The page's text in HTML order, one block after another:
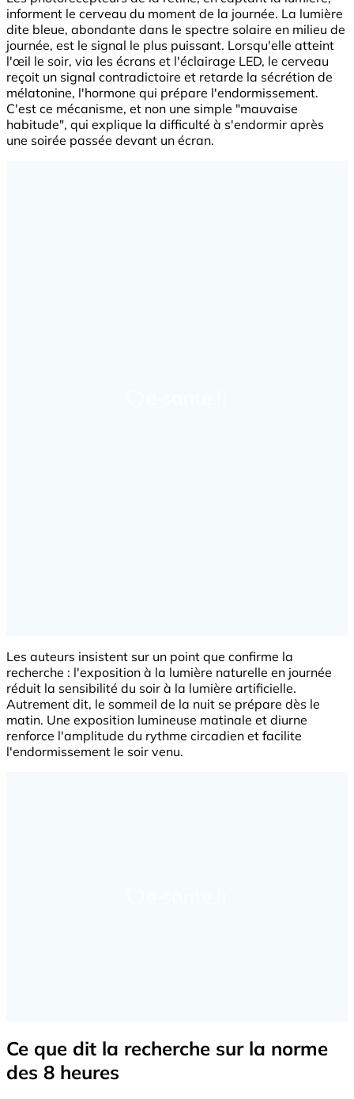
informent le cerveau du moment de la journée. La lumière
dite bleue, abondante dans le spectre solaire en milieu de
journée, est le signal le plus puissant. Lorsqu'elle atteint
l'œil le soir, via les écrans et l'éclairage LED, le cerveau
reçoit un signal contradictoire et retarde la sécrétion de
mélatonine, l'hormone qui prépare l'endormissement.
C'est ce mécanisme, et non une simple "mauvaise
habitude", qui explique la difficulté à s'endormir après
une soirée passée devant un écran.
Les auteurs insistent sur un point que confirme la
recherche : l'exposition à la lumière naturelle en journée
réduit la sensibilité du soir à la lumière artificielle.
Autrement dit, le sommeil de la nuit se prépare dès le
matin. Une exposition lumineuse matinale et diurne
renforce l'amplitude du rythme circadien et facilite
l'endormissement le soir venu.
Ce que dit la recherche sur la norme
des 8 heures